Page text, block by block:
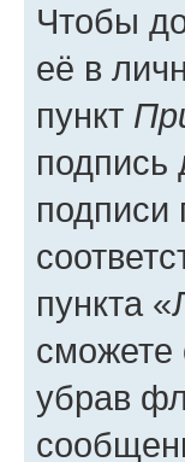
Чтобы
её в
пункт
подпись
пункта
сможете
убрав